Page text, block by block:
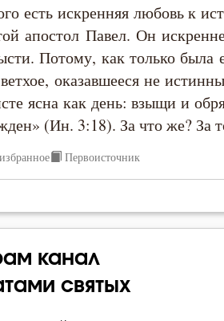
есть искренняя любовь к
апостол Павел. Он
Потому, как только
оказавшееся не
ясна как день: взыщи и
(Ин. 3:18). За что же? За
Первоисточник
канал
святых